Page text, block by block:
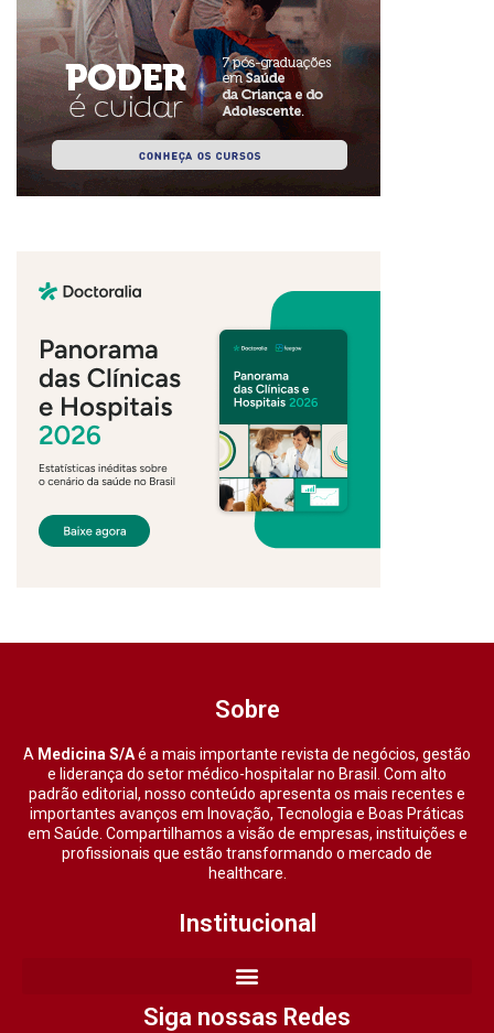
Sobre
A Medicina S/Aé a mais importante revista de negócios, gestão
e liderança do setor médico-hospitalar no Brasil. Com alto
padrão editorial, nosso conteúdo apresenta os mais recentes e
importantes avanços em Inovação, Tecnologia e Boas Práticas
em Saúde. Compartilhamos a visão de empresas, instituições e
profissionais que estão transformando o mercado de
healthcare.
Institucional
Siga nossas Redes